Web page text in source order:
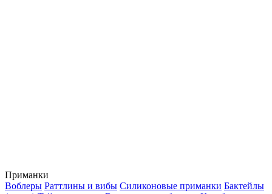
Приманки
Воблеры Раттлины и вибы Силиконовые приманки Бактейлы